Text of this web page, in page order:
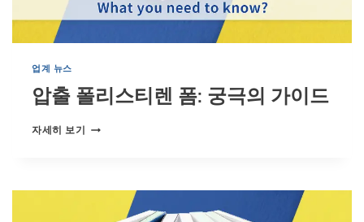
업계 뉴스
압출 폴리스티렌 폼: 궁극의 가이드
자세히 보기 압